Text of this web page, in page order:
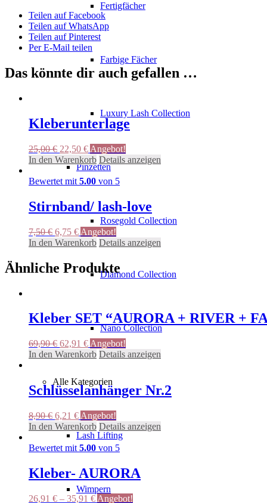
Fertigfächer
Farbige Fächer
Luxury Lash Collection
Pinzetten
Rosegold Collection
Diamond Collection
Nano Collection
Alle Kategorien
Lash Lifting
Wimpern
Teilen auf Facebook
Teilen auf WhatsApp
Teilen auf Pinterest
Per E-Mail teilen
Das könnte dir auch gefallen …
Kleberunterlage
25,00€ Ursprünglicher
Preis
war:
25,00 €
22,50 €Aktueller
Preis
ist:
22,50 €.
Angebot!
In den Warenkorb Details anzeigen
Bewertet mit 5.00 von 5
Stirnband/ lash-love
7,50€ Ursprünglicher
Preis
7,50 €
6,75 €Aktueller
Preis
6,75 €.
Angebot!
In den Warenkorb Details anzeigen
Ähnliche Produkte
Kleber SET “AURORA + RIVER +
69,90€ Ursprünglicher
Preis
62,91 €Aktueller
Preis
Angebot!
In den Warenkorb Details anzeigen
Schlüsselanhänger Nr.2
8,90€ Ursprünglicher
Preis
war:
8,90 €
6,21 €Aktueller
Preis
ist:
6,21 €.
Angebot!
In den Warenkorb Details anzeigen
Bewertet mit 5.00 von 5
Kleber- AURORA
26,91 € – 35,91 € Angebot!